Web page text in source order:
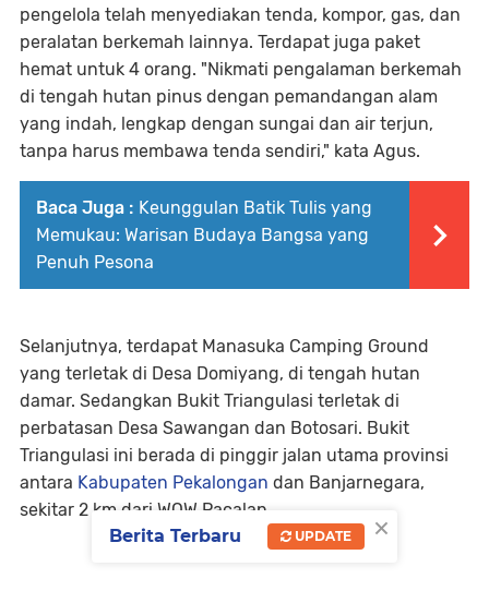
pengelola telah menyediakan tenda, kompor, gas, dan
peralatan berkemah lainnya. Terdapat juga paket
hemat untuk 4 orang. "Nikmati pengalaman berkemah
di tengah hutan pinus dengan pemandangan alam
yang indah, lengkap dengan sungai dan air terjun,
tanpa harus membawa tenda sendiri," kata Agus.
Baca Juga : Keunggulan Batik Tulis yang
Memukau: Warisan Budaya Bangsa yang
Penuh Pesona
Selanjutnya, terdapat Manasuka Camping Ground
yang terletak di Desa Domiyang, di tengah hutan
damar. Sedangkan Bukit Triangulasi terletak di
perbatasan Desa Sawangan dan Botosari. Bukit
Triangulasi ini berada di pinggir jalan utama provinsi
antara Kabupaten Pekalongan dan Banjarnegara,
sekitar 2 km dari WOW Pacalan.
×
Berita Terbaru UPDATE